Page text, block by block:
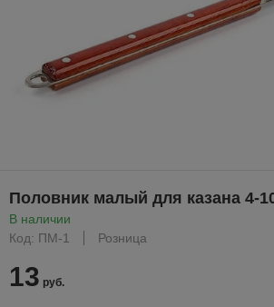
Половник малый для казана 4-
В наличии
Код: ПМ-1
Розница
13 руб.